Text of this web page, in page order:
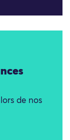
de nos